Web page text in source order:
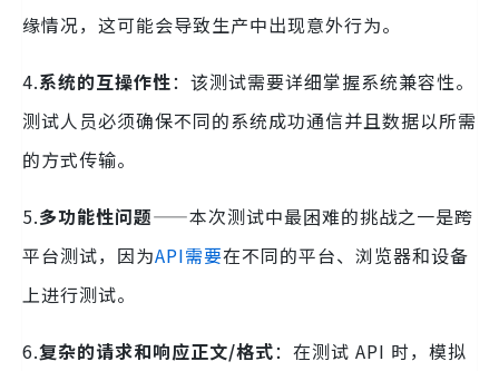
缘情况，这可能会导致生产中出现意外行为。
4.系统的互操作性：该测试需要详细掌握系统兼容性。
测试人员必须确保不同的系统成功通信并且数据以所需
的方式传输。
5.多功能性问题——本次测试中最困难的挑战之一是跨
平台测试，因为API需要在不同的平台、浏览器和设备
上进行测试。
6.复杂的请求和响应正文/格式：在测试 API 时，模拟